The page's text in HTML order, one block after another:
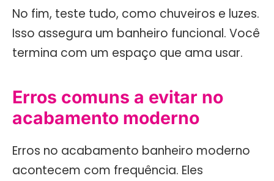
No fim, teste tudo, como chuveiros e luzes.
Isso assegura um banheiro funcional. Você
termina com um espaço que ama usar.
Erros comuns a evitar no
acabamento moderno
Erros no acabamento banheiro moderno
acontecem com frequência. Eles